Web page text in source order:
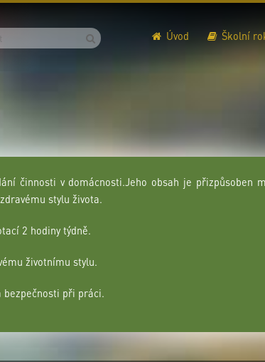
Úvod Školní
činnosti v domácnosti.Jeho obsah je přizpůsoben
stylu života.
2 hodiny týdně.
životnímu stylu.
bezpečnosti při práci.